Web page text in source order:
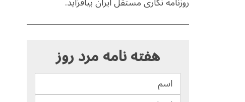
هفته نامه مرد روز
S
r
c
f